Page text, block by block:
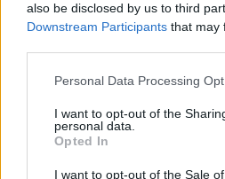
also be disclosed by us to third
Downstream Participants that may
Please note that this website/app
not limited to your visit or usage
grant or deny consent to Google
use your data for below specified
consent section.
Personal Data Processing
I want to opt-out of the
personal data.
Opted In
I want to opt-out of the Sale